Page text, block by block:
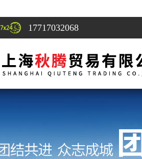
17717032068